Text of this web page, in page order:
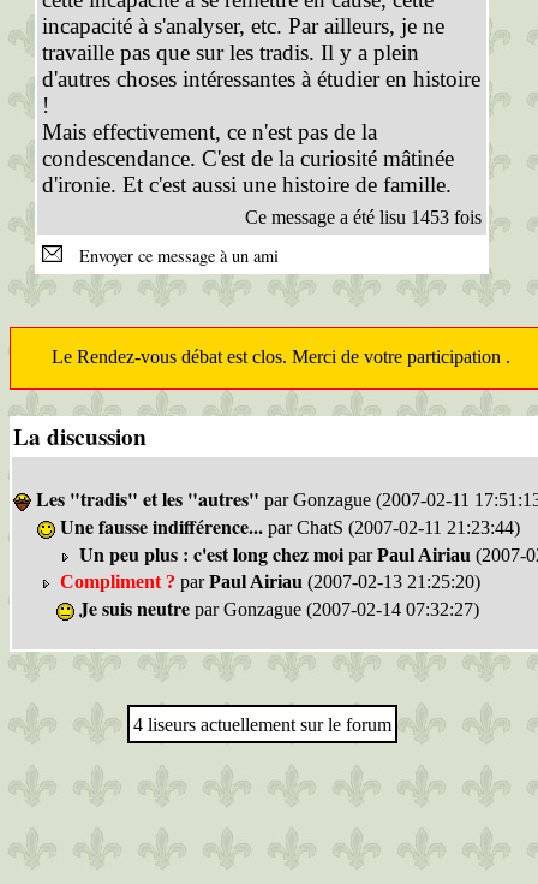
incapacité à s'analyser, etc. Par ailleurs, je ne
travaille pas que sur les tradis. Il y a plein
d'autres choses intéressantes à étudier en histoire
!
Mais effectivement, ce n'est pas de la
condescendance. C'est de la curiosité mâtinée
d'ironie. Et c'est aussi une histoire de famille.
Ce message a été lisu 1453 fois
Envoyer ce message à un ami
Le Rendez-vous débat est clos. Merci de votre participation .
La discussion
Les "tradis" et les "autres" par Gonzague (2007-02-11
Une fausse indifférence... par ChatS (2007-02-11 21:23:44)
Un peu plus : c'est long chez moi parPaul Airiau (2007-
Compliment ? parPaul Airiau (2007-02-13 21:25:20)
Je suis neutre par Gonzague (2007-02-14 07:32:27)
4 liseurs actuellement sur le forum